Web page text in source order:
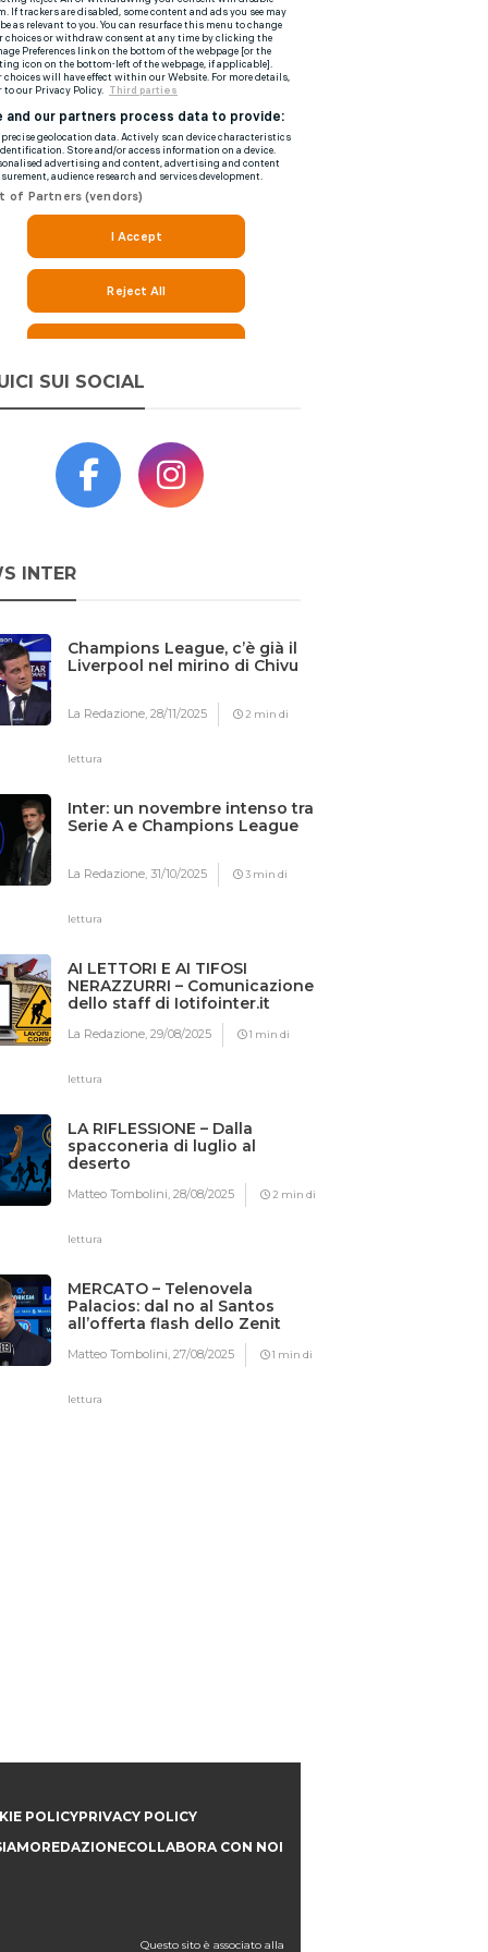
SUI SOCIAL
INTER
Champions League, c’è già il
Liverpool nel mirino di Chivu
La Redazione,28/11/2025 2 min di
lettura
Inter: un novembre intenso tra
Serie A e Champions League
La Redazione,31/10/2025 3 min di
lettura
AI LETTORI E AI TIFOSI
NERAZZURRI – Comunicazione
dello staff di Iotifointer.it
La Redazione,29/08/2025 1 min di
lettura
LA RIFLESSIONE – Dalla
spacconeria di luglio al
deserto
Matteo Tombolini,28/08/2025 2 min di
lettura
MERCATO – Telenovela
Palacios: dal no al Santos
all’offerta flash dello Zenit
Matteo Tombolini,27/08/2025 1 min di
lettura
POLICYPRIVACY POLICY
REDAZIONECOLLABORA CON NOI
Questo sito è associato alla